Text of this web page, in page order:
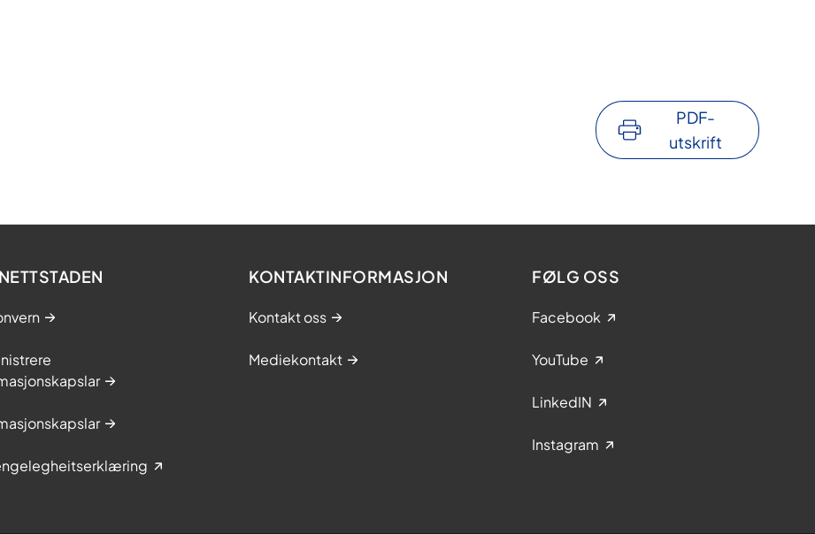
PDF-
utskrift
KONTAKTINFORMASJON
Kontakt oss
Mediekontakt
FØLG OSS
Facebook
YouTube
LinkedIN
Instagram